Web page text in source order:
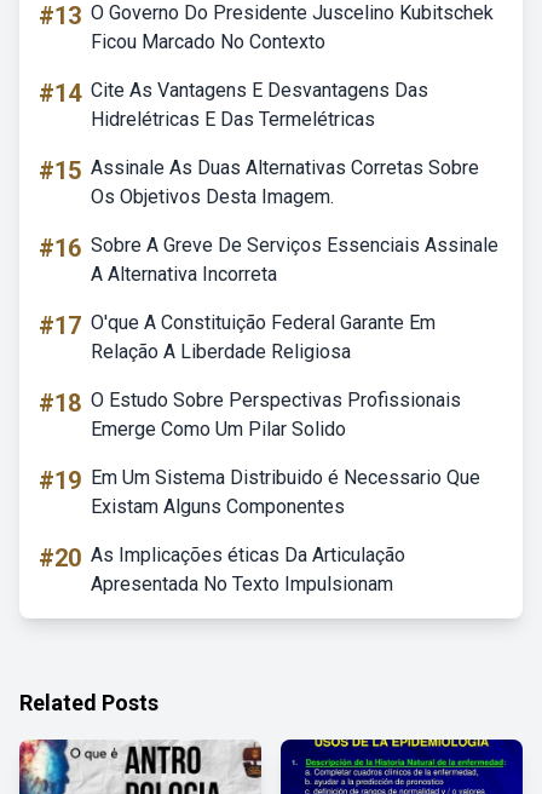
#13 O Governo Do Presidente Juscelino Kubitschek
Ficou Marcado No Contexto
#14 Cite As Vantagens E Desvantagens Das
Hidrelétricas E Das Termelétricas
#15 Assinale As Duas Alternativas Corretas Sobre
Os Objetivos Desta Imagem.
#16 Sobre A Greve De Serviços Essenciais Assinale
A Alternativa Incorreta
#17 O'que A Constituição Federal Garante Em
Relação A Liberdade Religiosa
#18 O Estudo Sobre Perspectivas Profissionais
Emerge Como Um Pilar Solido
#19 Em Um Sistema Distribuido é Necessario Que
Existam Alguns Componentes
#20 As Implicações éticas Da Articulação
Apresentada No Texto Impulsionam
Related Posts